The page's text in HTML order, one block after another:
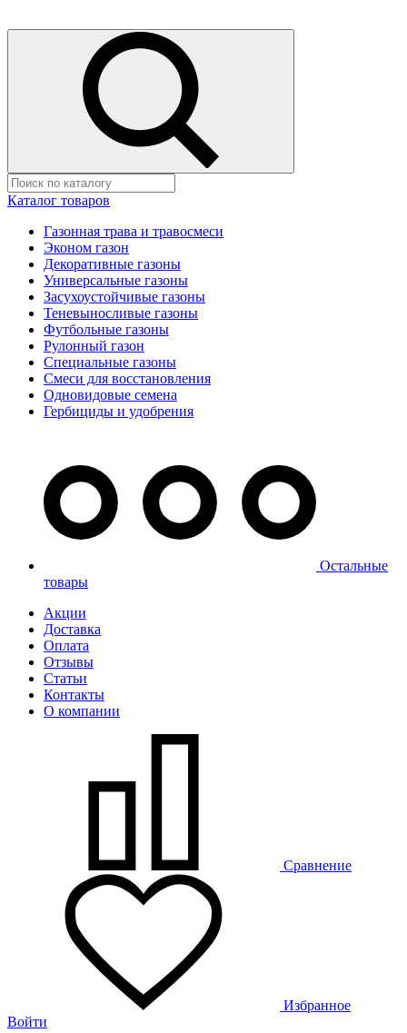
Каталог товаров
Газонная трава и травосмеси
Эконом газон
Декоративные газоны
Универсальные газоны
Засухоустойчивые газоны
Теневыносливые газоны
Футбольные газоны
Рулонный газон
Специальные газоны
Смеси для восстановления
Одновидовые семена
Гербициды и удобрения
Остальные
товары
Акции
Доставка
Оплата
Отзывы
Статьи
Контакты
О компании
Сравнение
Избранное
Войти